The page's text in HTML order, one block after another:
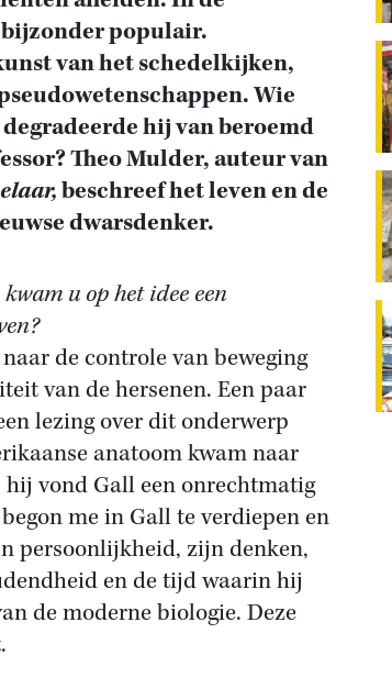
populair.
van het schedelkijken,
Wie
hij van beroemd
Theo Mulder, auteur van
beschreef het leven en de
dwarsdenker.
u op het idee een
de controle van beweging
van de hersenen. Een paar
lezing over dit onderwerp
anatoom kwam naar
vond Gall een onrechtmatig
me in Gall te verdiepen en
persoonlijkheid, zijn denken,
en de tijd waarin hij
de moderne biologie. Deze